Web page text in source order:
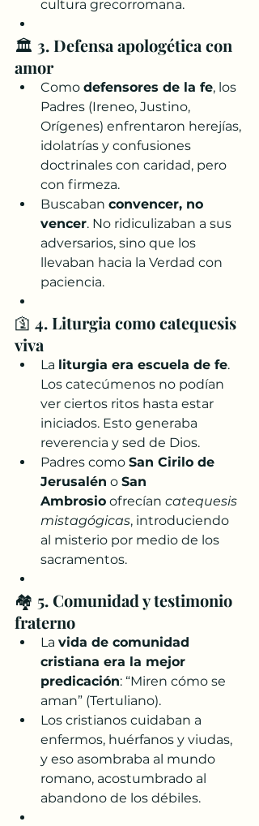
cultura grecorromana.
🏛️ 3. Defensa apologética con
amor
Como defensores de la fe, los
Padres (Ireneo, Justino,
Orígenes) enfrentaron herejías,
idolatrías y confusiones
doctrinales con caridad, pero
con firmeza.
Buscaban convencer, no
vencer. No ridiculizaban a sus
adversarios, sino que los
llevaban hacia la Verdad con
paciencia.
🛐 4. Liturgia como catequesis
viva
La liturgia era escuela de fe.
Los catecúmenos no podían
ver ciertos ritos hasta estar
iniciados. Esto generaba
reverencia y sed de Dios.
Padres como San Cirilo de
Jerusalén o San
Ambrosio ofrecían catequesis
mistagógicas, introduciendo
al misterio por medio de los
sacramentos.
🏘️ 5. Comunidad y testimonio
fraterno
La vida de comunidad
cristiana era la mejor
predicación: “Miren cómo se
aman” (Tertuliano).
Los cristianos cuidaban a
enfermos, huérfanos y viudas,
y eso asombraba al mundo
romano, acostumbrado al
abandono de los débiles.